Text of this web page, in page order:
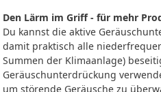
Den Lärm im Griff - für mehr
Du kannst die aktive
damit praktisch alle
Summen der Klimaanlage)
Geräuschunterdrückung
um störende Geräusche zu